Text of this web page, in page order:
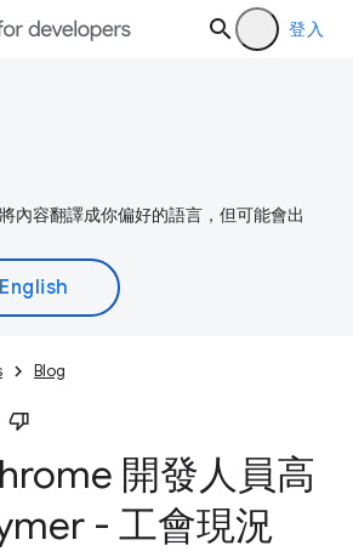
登入
內容翻譯成你偏好的語言，但可能會出
Blog
開發人員高
- 工會現況